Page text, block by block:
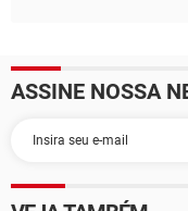
ASSINE NOSSA